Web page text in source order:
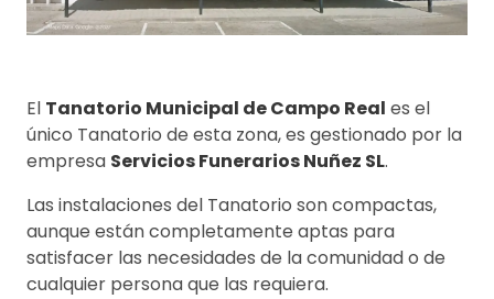
El Tanatorio Municipal de Campo Real es el
único Tanatorio de esta zona, es gestionado por la
empresa Servicios Funerarios Nuñez SL.
Las instalaciones del Tanatorio son compactas,
aunque están completamente aptas para
satisfacer las necesidades de la comunidad o de
cualquier persona que las requiera.